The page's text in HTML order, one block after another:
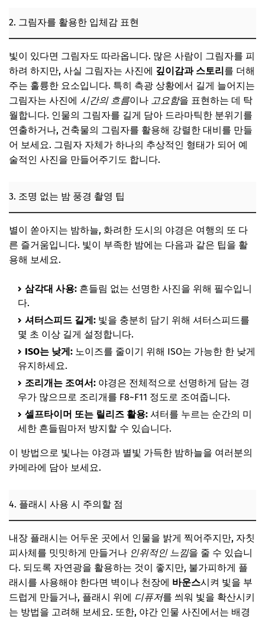
2. 그림자를 활용한 입체감 표현
빛이 있다면 그림자도 따라옵니다. 많은 사람이 그림자를 피
하려 하지만, 사실 그림자는 사진에 깊이감과 스토리를 더해
주는 훌륭한 요소입니다. 특히 측광 상황에서 길게 늘어지는
그림자는 사진에 시간의 흐름이나 고요함을 표현하는 데 탁
월합니다. 인물의 그림자를 길게 담아 드라마틱한 분위기를
연출하거나, 건축물의 그림자를 활용해 강렬한 대비를 만들
어 보세요. 그림자 자체가 하나의 추상적인 형태가 되어 예
술적인 사진을 만들어주기도 합니다.
3. 조명 없는 밤 풍경 촬영 팁
별이 쏟아지는 밤하늘, 화려한 도시의 야경은 여행의 또 다
른 즐거움입니다. 빛이 부족한 밤에는 다음과 같은 팁을 활
용해 보세요.
삼각대 사용: 흔들림 없는 선명한 사진을 위해 필수입니
다.
셔터스피드 길게: 빛을 충분히 담기 위해 셔터스피드를
몇 초 이상 길게 설정합니다.
ISO는 낮게: 노이즈를 줄이기 위해 ISO는 가능한 한 낮게
유지하세요.
조리개는 조여서: 야경은 전체적으로 선명하게 담는 경
우가 많으므로 조리개를 F8~F11 정도로 조여줍니다.
셀프타이머 또는 릴리즈 활용: 셔터를 누르는 순간의 미
세한 흔들림마저 방지할 수 있습니다.
이 방법으로 빛나는 야경과 별빛 가득한 밤하늘을 여러분의
카메라에 담아 보세요.
4. 플래시 사용 시 주의할 점
내장 플래시는 어두운 곳에서 인물을 밝게 찍어주지만, 자칫
피사체를 밋밋하게 만들거나 인위적인 느낌을 줄 수 있습니
다. 되도록 자연광을 활용하는 것이 좋지만, 불가피하게 플
래시를 사용해야 한다면 벽이나 천장에 바운스시켜 빛을 부
드럽게 만들거나, 플래시 위에 디퓨저를 씌워 빛을 확산시키
는 방법을 고려해 보세요. 또한, 야간 인물 사진에서는 배경